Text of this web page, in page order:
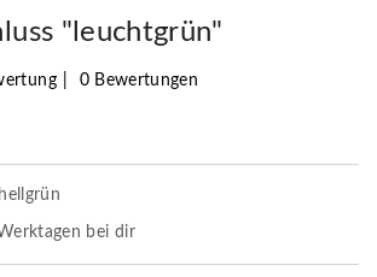
"leuchtgrün"
0 Bewertungen
bei dir